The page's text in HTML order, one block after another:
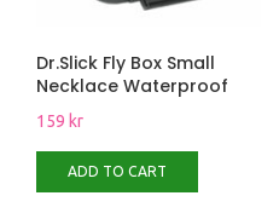
Dr.Slick Fly Box Small
Necklace Waterproof
159 kr
ADD TO CART